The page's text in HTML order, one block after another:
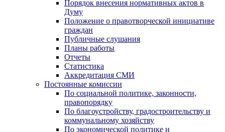
Порядок внесения нормативных актов в
Думу
Положение о правотворческой инициативе
граждан
Публичные слушания
Планы работы
Отчеты
Статистика
Аккредитация СМИ
Постоянные комиссии
По социальной политике, законности,
правопорядку
По благоустройству, градостроительству и
коммунальному хозяйству
По экономической политике и